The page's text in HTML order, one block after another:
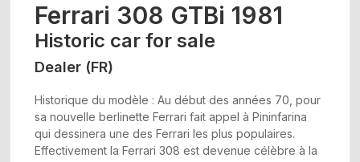
Ferrari 308 GTBi 1981
Historic car for sale
Dealer (FR)
Historique du modèle : Au début des années 70, pour
sa nouvelle berlinette Ferrari fait appel à Pininfarina
qui dessinera une des Ferrari les plus populaires.
Effectivement la Ferrari 308 est devenue célèbre à la